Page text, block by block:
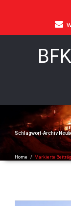
Schlagwort-Archiv
Home / Markierte